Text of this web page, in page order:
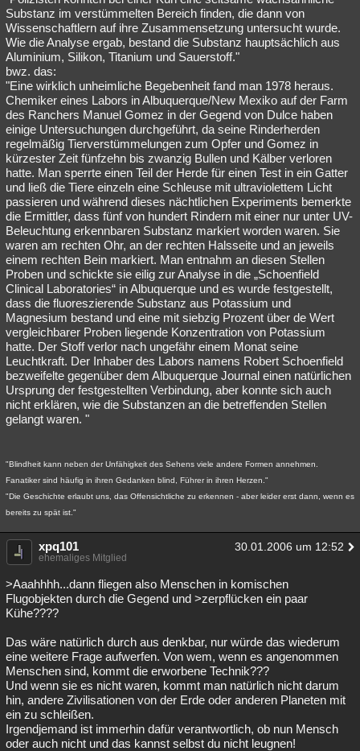
Substanz im verstümmelten Bereich finden, die dann von
Wissenschaftlern auf ihre Zusammensetzung untersucht wurde.
Wie die Analyse ergab, bestand die Substanz hauptsächlich aus
Aluminium, Silikon, Titanium und Sauerstoff."
bwz. das:
"Eine wirklich unheimliche Begebenheit fand man 1978 heraus.
Chemiker eines Labors in Albuquerque/New Mexiko auf der Farm
des Ranchers Manuel Gomez in der Gegend von Dulce haben
einige Untersuchungen durchgeführt, da seine Rinderherden
regelmäßig Tierverstümmelungen zum Opfer und Gomez in
kürzester Zeit fünfzehn bis zwanzig Bullen und Kälber verloren
hatte. Man sperrte einen Teil der Herde für einen Test in ein Gatter
und ließ die Tiere einzeln eine Schleuse mit ultraviolettem Licht
passieren und während dieses nächtlichen Experiments bemerkte
die Ermittler, dass fünf von hundert Rindern mit einer nur unter UV-
Beleuchtung erkennbaren Substanz markiert worden waren. Sie
waren am rechten Ohr, an der rechten Halsseite und an jeweils
einem rechten Bein markiert. Man entnahm an diesen Stellen
Proben und schickte sie eilig zur Analyse in die „Schoenfield
Clinical Laboratories“ in Albuquerque und es wurde festgestellt,
dass die fluoreszierende Substanz aus Potassium und
Magnesium bestand und eine mit siebzig Prozent über de Wert
vergleichbarer Proben liegende Konzentration von Potassium
hatte. Der Stoff verlor nach ungefähr einem Monat seine
Leuchtkraft. Der Inhaber des Labors namens Robert Schoenfield
bezweifelte gegenüber dem Albuquerque Journal einen natürlichen
Ursprung der festgestellten Verbindung, aber konnte sich auch
nicht erklären, wie die Substanzen an die betreffenden Stellen
gelangt waren. "
"Blindheit kann neben der Unfähigkeit des Sehens viele andere Formen annehmen.
Fanatiker sind häufig in ihren Gedanken blind, Führer in ihren Herzen."
"Die Geschichte erlaubt uns, das Offensichtliche zu erkennen - aber leider erst dann, wenn es
bereits zu spät ist."
xpq101 30.01.2006 um 12:52
ehemaliges Mitglied
>Aaahhhh...dann fliegen also Menschen in komischen
Flugobjekten durch die Gegend und >zerpflücken ein paar
Kühe????
Das wäre natürlich durch aus denkbar, nur würde das wiederum
eine weitere Frage aufwerfen. Von wem, wenn es angenommen
Menschen sind, kommt die erworbene Technik???
Und wenn sie es nicht waren, kommt man natürlich nicht darum
hin, andere Zivilisationen von der Erde oder anderen Planeten mit
ein zu schleißen.
Irgendjemand ist immerhin dafür verantwortlich, ob nun Mensch
oder auch nicht und das kannst selbst du nicht leugnen!